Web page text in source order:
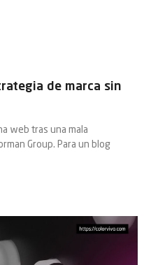
de marca sin
web tras una mala
Group. Para un blog